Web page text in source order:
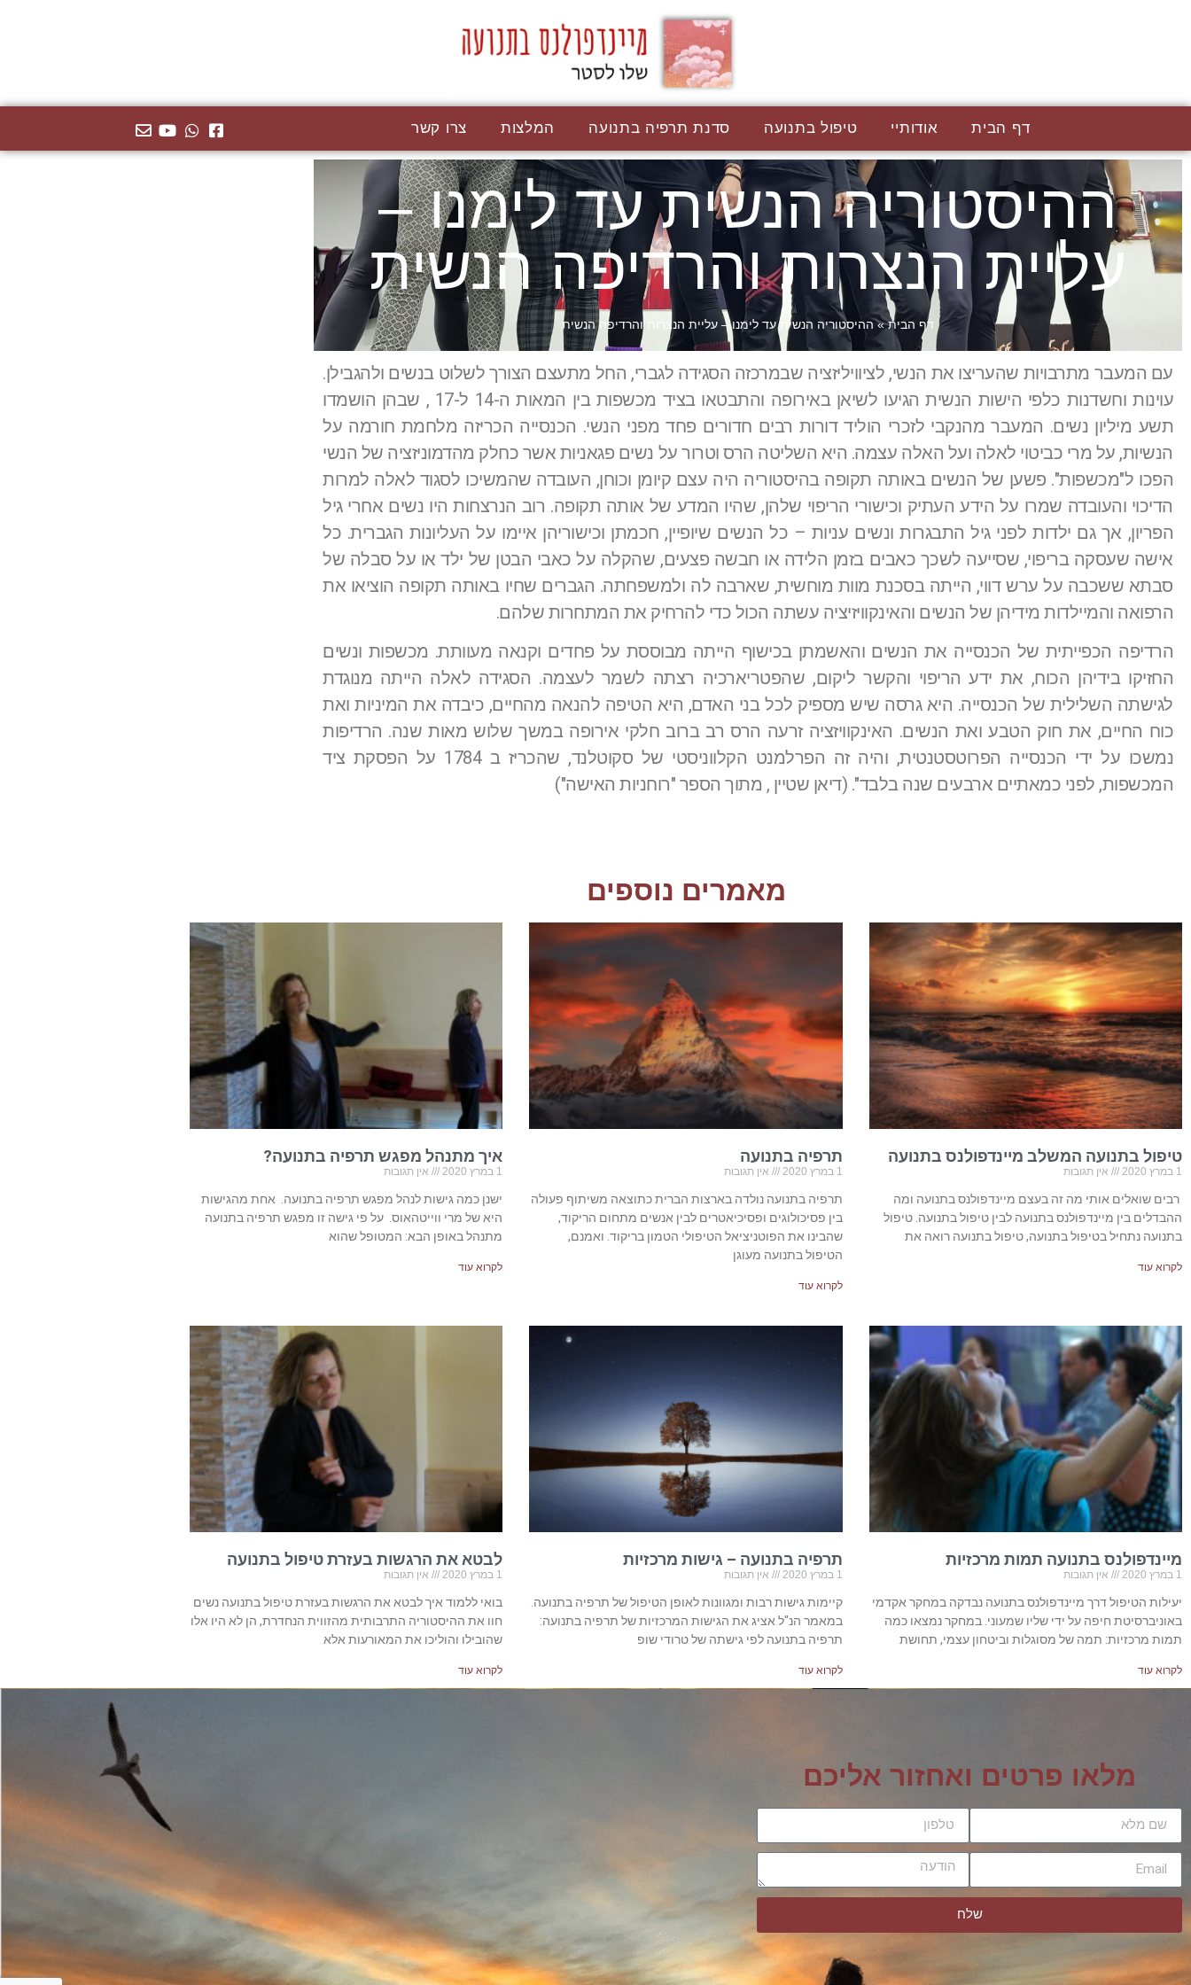
דף הבית אודותיי טיפול בתנועה סדנת תרפיה בתנועה המלצות צרו קשר
ההיסטוריה הנשית עד לימנו –
עליית הנצרות והרדיפה הנשית
דף הבית»ההיסטוריה הנשית עד לימנו – עליית הנצרות והרדיפה הנשית
עם המעבר מתרבויות שהעריצו את הנשי, לציוויליזציה שבמרכזה הסגידה לגברי, החל מתעצם הצורך לשלוט בנשים ולהגבילן.
עוינות וחשדנות כלפי הישות הנשית הגיעו לשיאן באירופה והתבטאו בציד מכשפות בין המאות ה-14 ל-17 , שבהן הושמדו
תשע מיליון נשים. המעבר מהנקבי לזכרי הוליד דורות רבים חדורים פחד מפני הנשי. הכנסייה הכריזה מלחמת חורמה על
הנשיות, על מרי כביטוי לאלה ועל האלה עצמה. היא השליטה הרס וטרור על נשים פגאניות אשר כחלק מהדמוניזציה של הנשי
הפכו ל"מכשפות". פשען של הנשים באותה תקופה בהיסטוריה היה עצם קיומן וכוחן, העובדה שהמשיכו לסגוד לאלה למרות
הדיכוי והעובדה שמרו על הידע העתיק וכישורי הריפוי שלהן, שהיו המדע של אותה תקופה. רוב הנרצחות היו נשים אחרי גיל
הפריון, אך גם ילדות לפני גיל התבגרות ונשים עניות – כל הנשים שיופיין, חכמתן וכישוריהן איימו על העליונות הגברית. כל
אישה שעסקה בריפוי, שסייעה לשכך כאבים בזמן הלידה או חבשה פצעים, שהקלה על כאבי הבטן של ילד או על סבלה של
סבתא ששכבה על ערש דווי, הייתה בסכנת מוות מוחשית, שארבה לה ולמשפחתה. הגברים שחיו באותה תקופה הוציאו את
הרפואה והמיילדות מידיהן של הנשים והאינקוויזיציה עשתה הכול כדי להרחיק את המתחרות שלהם.
הרדיפה הכפייתית של הכנסייה את הנשים והאשמתן בכישוף הייתה מבוססת על פחדים וקנאה מעוותת. מכשפות ונשים
החזיקו בידיהן הכוח, את ידע הריפוי והקשר ליקום, שהפטריארכיה רצתה לשמר לעצמה. הסגידה לאלה הייתה מנוגדת
לגישתה השלילית של הכנסייה. היא גרסה שיש מספיק לכל בני האדם, היא הטיפה להנאה מהחיים, כיבדה את המיניות ואת
כוח החיים, את חוק הטבע ואת הנשים. האינקוויזציה זרעה הרס רב ברוב חלקי אירופה במשך שלוש מאות שנה. הרדיפות
נמשכו על ידי הכנסייה הפרוטסטנטית, והיה זה הפרלמנט הקלווניסטי של סקוטלנד, שהכריז ב 1784 על הפסקת ציד
המכשפות, לפני כמאתיים ארבעים שנה בלבד". (דיאן שטיין , מתוך הספר "רוחניות האישה")
מאמרים נוספים
טיפול בתנועה המשלב מיינדפולנס בתנועה
1 במרץ 2020 אין תגובות
רבים שואלים אותי מה זה בעצם מיינדפולנס בתנועה ומה
ההבדלים בין מיינדפולנס בתנועה לבין טיפול בתנועה. טיפול
בתנועה נתחיל בטיפול בתנועה, טיפול בתנועה רואה את
לקרוא עוד
תרפיה בתנועה
1 במרץ 2020 אין תגובות
תרפיה בתנועה נולדה בארצות הברית כתוצאה משיתוף פעולה
בין פסיכולוגים ופסיכיאטרים לבין אנשים מתחום הריקוד,
שהבינו את הפוטניציאל הטיפולי הטמון בריקוד. ואמנם,
הטיפול בתנועה מעוגן
לקרוא עוד
איך מתנהל מפגש תרפיה בתנועה?
1 במרץ 2020 אין תגובות
ישנן כמה גישות לנהל מפגש תרפיה בתנועה. אחת מהגישות
היא של מרי ווייטהאוס. על פי גישה זו מפגש תרפיה בתנועה
מתנהל באופן הבא: המטופל שהוא
לקרוא עוד
מיינדפולנס בתנועה תמות מרכזיות
1 במרץ 2020 אין תגובות
יעילות הטיפול דרך מיינדפולנס בתנועה נבדקה במחקר אקדמי
באוניברסיטת חיפה על ידי שליו שמעוני. במחקר נמצאו כמה
תמות מרכזיות: תמה של מסוגלות וביטחון עצמי, תחושת
לקרוא עוד
תרפיה בתנועה – גישות מרכזיות
1 במרץ 2020 אין תגובות
קיימות גישות רבות ומגוונות לאופן הטיפול של תרפיה בתנועה.
במאמר הנ"ל אציג את הגישות המרכזיות של תרפיה בתנועה:
תרפיה בתנועה לפי גישתה של טרודי שופ
לקרוא עוד
לבטא את הרגשות בעזרת טיפול בתנועה
1 במרץ 2020 אין תגובות
בואי ללמוד איך לבטא את הרגשות בעזרת טיפול בתנועה נשים
חוו את ההיסטוריה התרבותית מהזווית הנחדרת, הן לא היו אלו
שהובילו והוליכו את המאורעות אלא
לקרוא עוד
מלאו פרטים ואחזור אליכם
שלח